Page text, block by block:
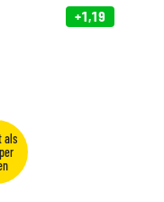
+1,19